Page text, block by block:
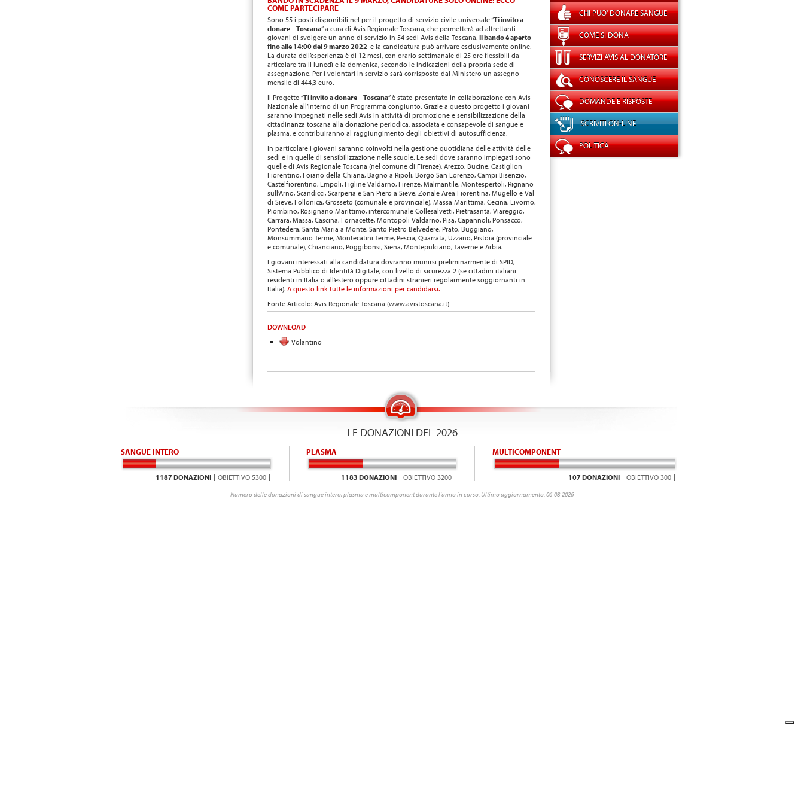
COME PARTECIPARE
Sono 55 i posti disponibili nel per il progetto di servizio civile universale “Ti invito a
donare – Toscana” a cura di Avis Regionale Toscana, che permetterà ad altrettanti
giovani di svolgere un anno di servizio in 54 sedi Avis della Toscana. Il bando è aperto
fino alle 14:00 del 9 marzo 2022 e la candidatura può arrivare esclusivamente online.
La durata dell’esperienza è di 12 mesi, con orario settimanale di 25 ore flessibili da
articolare tra il lunedì e la domenica, secondo le indicazioni della propria sede di
assegnazione. Per i volontari in servizio sarà corrisposto dal Ministero un assegno
mensile di 444,3 euro.
Il Progetto “Ti invito a donare – Toscana” è stato presentato in collaborazione con Avis
Nazionale all’interno di un Programma congiunto. Grazie a questo progetto i giovani
saranno impegnati nelle sedi Avis in attività di promozione e sensibilizzazione della
cittadinanza toscana alla donazione periodica, associata e consapevole di sangue e
plasma, e contribuiranno al raggiungimento degli obiettivi di autosufficienza.
In particolare i giovani saranno coinvolti nella gestione quotidiana delle attività delle
sedi e in quelle di sensibilizzazione nelle scuole. Le sedi dove saranno impiegati sono
quelle di Avis Regionale Toscana (nel comune di Firenze), Arezzo, Bucine, Castiglion
Fiorentino, Foiano della Chiana, Bagno a Ripoli, Borgo San Lorenzo, Campi Bisenzio,
Castelfiorentino, Empoli, Figline Valdarno, Firenze, Malmantile, Montespertoli, Rignano
sull’Arno, Scandicci, Scarperia e San Piero a Sieve, Zonale Area Fiorentina, Mugello e Val
di Sieve, Follonica, Grosseto (comunale e provinciale), Massa Marittima, Cecina, Livorno,
Piombino, Rosignano Marittimo, intercomunale Collesalvetti, Pietrasanta, Viareggio,
Carrara, Massa, Cascina, Fornacette, Montopoli Valdarno, Pisa, Capannoli, Ponsacco,
Pontedera, Santa Maria a Monte, Santo Pietro Belvedere, Prato, Buggiano,
Monsummano Terme, Montecatini Terme, Pescia, Quarrata, Uzzano, Pistoia (provinciale
e comunale), Chianciano, Poggibonsi, Siena, Montepulciano, Taverne e Arbia.
I giovani interessati alla candidatura dovranno munirsi preliminarmente di SPID,
Sistema Pubblico di Identità Digitale, con livello di sicurezza 2 (se cittadini italiani
residenti in Italia o all’estero oppure cittadini stranieri regolarmente soggiornanti in
Italia). A questo link tutte le informazioni per candidarsi.
Fonte Articolo: Avis Regionale Toscana (www.avistoscana.it)
DOWNLOAD
Volantino
CHI PUO' DONARE SANGUE
COME SI DONA
SERVIZI AVIS AL DONATORE
CONOSCERE IL SANGUE
DOMANDE E RISPOSTE
ISCRIVITI ON-LINE
POLITICA
LE DONAZIONI DEL 2026
SANGUE INTERO
1187 DONAZIONI OBIETTIVO 5300
PLASMA
1183 DONAZIONI OBIETTIVO 3200
MULTICOMPONENT
107 DONAZIONI OBIETTIVO 300
Numero delle donazioni di sangue intero, plasma e multicomponent durante l'anno in corso. Ultimo aggiornamento: 06-08-2026